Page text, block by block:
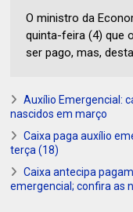
O ministro da
quinta-feira (4) que
ser pago, mas,
Auxílio Emergencial:
nascidos em março
Caixa paga auxílio
terça (18)
Caixa antecipa
emergencial; confira as